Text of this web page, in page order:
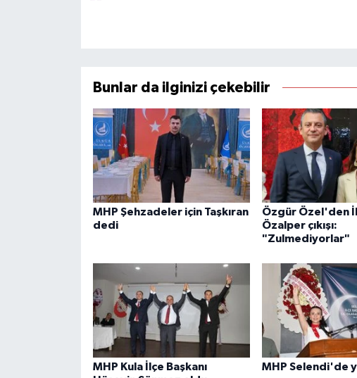
Bunlar da ilginizi çekebilir
MHP Şehzadeler için Taşkıran
dedi
Özgür Özel'den
Özalper çıkışı:
"Zulmediyorlar"
MHP Kula İlçe Başkanı
MHP Selendi'de